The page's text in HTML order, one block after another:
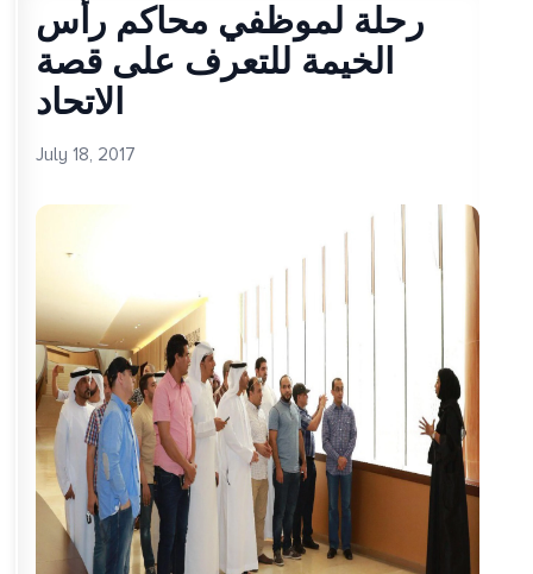
رحلة لموظفي محاكم رأس
الخيمة للتعرف على قصة
الاتحاد
July 18, 2017